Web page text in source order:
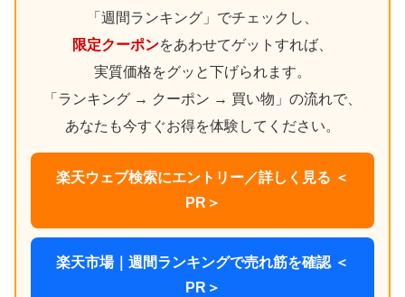
「週間ランキング」でチェックし、
限定クーポンをあわせてゲットすれば、
実質価格をグッと下げられます。
「ランキング → クーポン → 買い物」の流れで、
あなたも今すぐお得を体験してください。
楽天ウェブ検索にエントリー／詳しく見る ＜
PR＞
楽天市場｜週間ランキングで売れ筋を確認 ＜
PR＞